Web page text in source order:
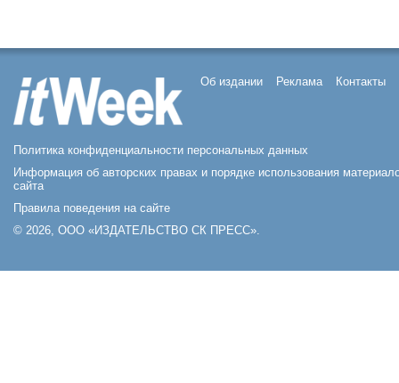
Об издании Реклама Контакты
Политика конфиденциальности персональных данных
Информация об авторских правах и порядке использования
сайта
Правила поведения на сайте
© 2026, ООО «ИЗДАТЕЛЬСТВО СК ПРЕСС».